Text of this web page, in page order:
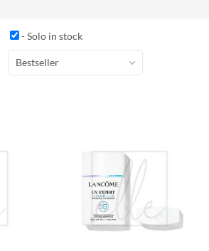
- Solo in stock
Bestseller